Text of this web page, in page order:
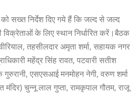
सख्त निर्देश दिए गये हैं कि जल्द से जल्द
के लिए स्थान निर्धारित करें।बैठक
तहसीलदार अमृता शर्मा, सहायक नगर
महेंद्र सिंह रावत, पटवारी सतीश
गुरुरानी, एसएसआई मनमोहन नेगी, वरुण शर्मा
मंदिर) चुन्नू लाल गुप्ता, रामकृपाल गौतम, राजू